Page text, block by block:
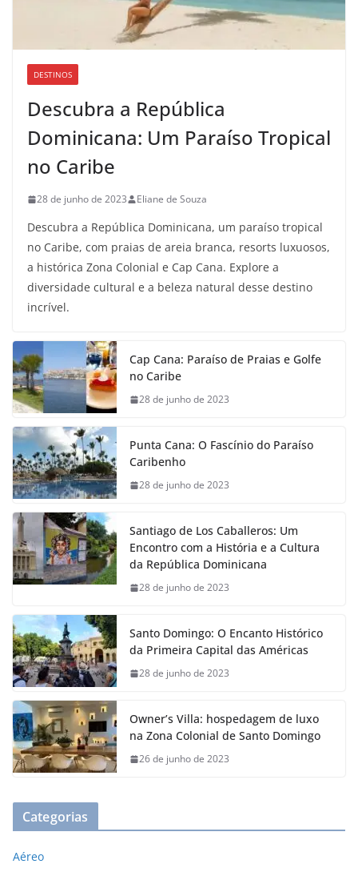
DESTINOS
Descubra a República
Dominicana: Um Paraíso Tropical
no Caribe
28 de junho de 2023 Eliane de Souza
Descubra a República Dominicana, um paraíso tropical
no Caribe, com praias de areia branca, resorts luxuosos,
a histórica Zona Colonial e Cap Cana. Explore a
diversidade cultural e a beleza natural desse destino
incrível.
Cap Cana: Paraíso de Praias e Golfe
no Caribe
28 de junho de 2023
Punta Cana: O Fascínio do Paraíso
Caribenho
28 de junho de 2023
Santiago de Los Caballeros: Um
Encontro com a História e a Cultura
da República Dominicana
28 de junho de 2023
Santo Domingo: O Encanto Histórico
da Primeira Capital das Américas
28 de junho de 2023
Owner’s Villa: hospedagem de luxo
na Zona Colonial de Santo Domingo
26 de junho de 2023
Categorias
Aéreo